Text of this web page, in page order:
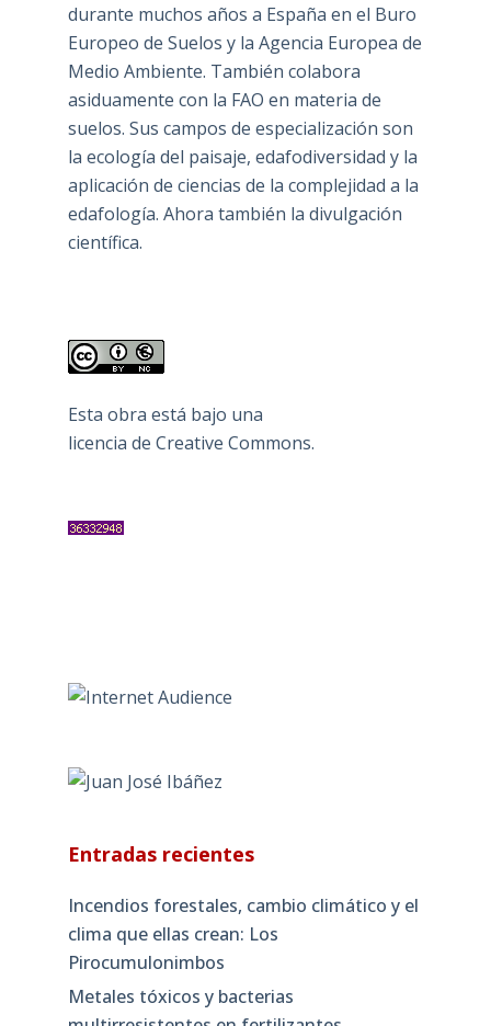
durante muchos años a España en el Buro
Europeo de Suelos y la Agencia Europea de
Medio Ambiente. También colabora
asiduamente con la FAO en materia de
suelos. Sus campos de especialización son
la ecología del paisaje, edafodiversidad y la
aplicación de ciencias de la complejidad a la
edafología. Ahora también la divulgación
científica.
Esta obra está bajo una
licencia de Creative Commons.
Entradas recientes
Incendios forestales, cambio climático y el
clima que ellas crean: Los
Pirocumulonimbos
Metales tóxicos y bacterias